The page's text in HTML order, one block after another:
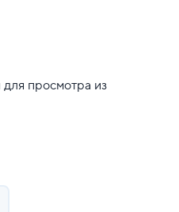
просмотра из